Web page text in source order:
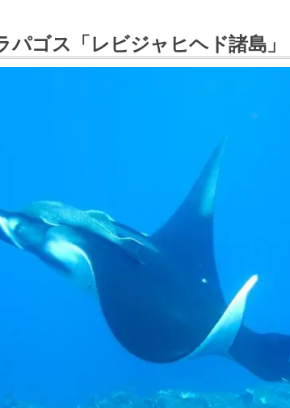
パゴス「レビジャヒヘド諸島」